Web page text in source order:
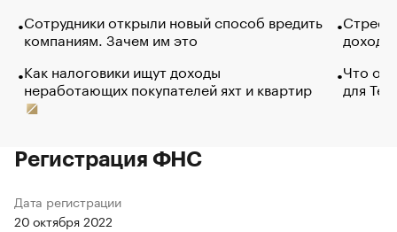
Сотрудники открыли новый способ вредить
компаниям. Зачем им это
Как налоговики ищут доходы
неработающих покупателей яхт и квартир
Что
для
Регистрация ФНС
Дата регистрации
20 октября 2022